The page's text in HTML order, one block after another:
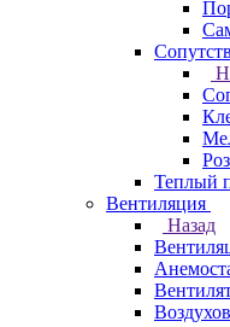
Теплый
Вентиляция
Назад